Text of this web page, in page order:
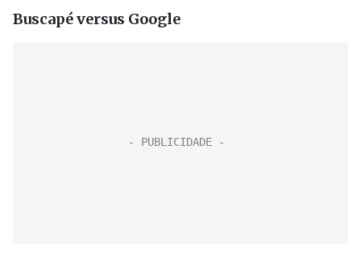
Buscapé versus Google